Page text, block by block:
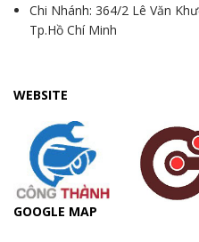
Chi Nhánh: 364/2 Lê Văn
Tp.Hồ Chí Minh
WEBSITE
GOOGLE MAP